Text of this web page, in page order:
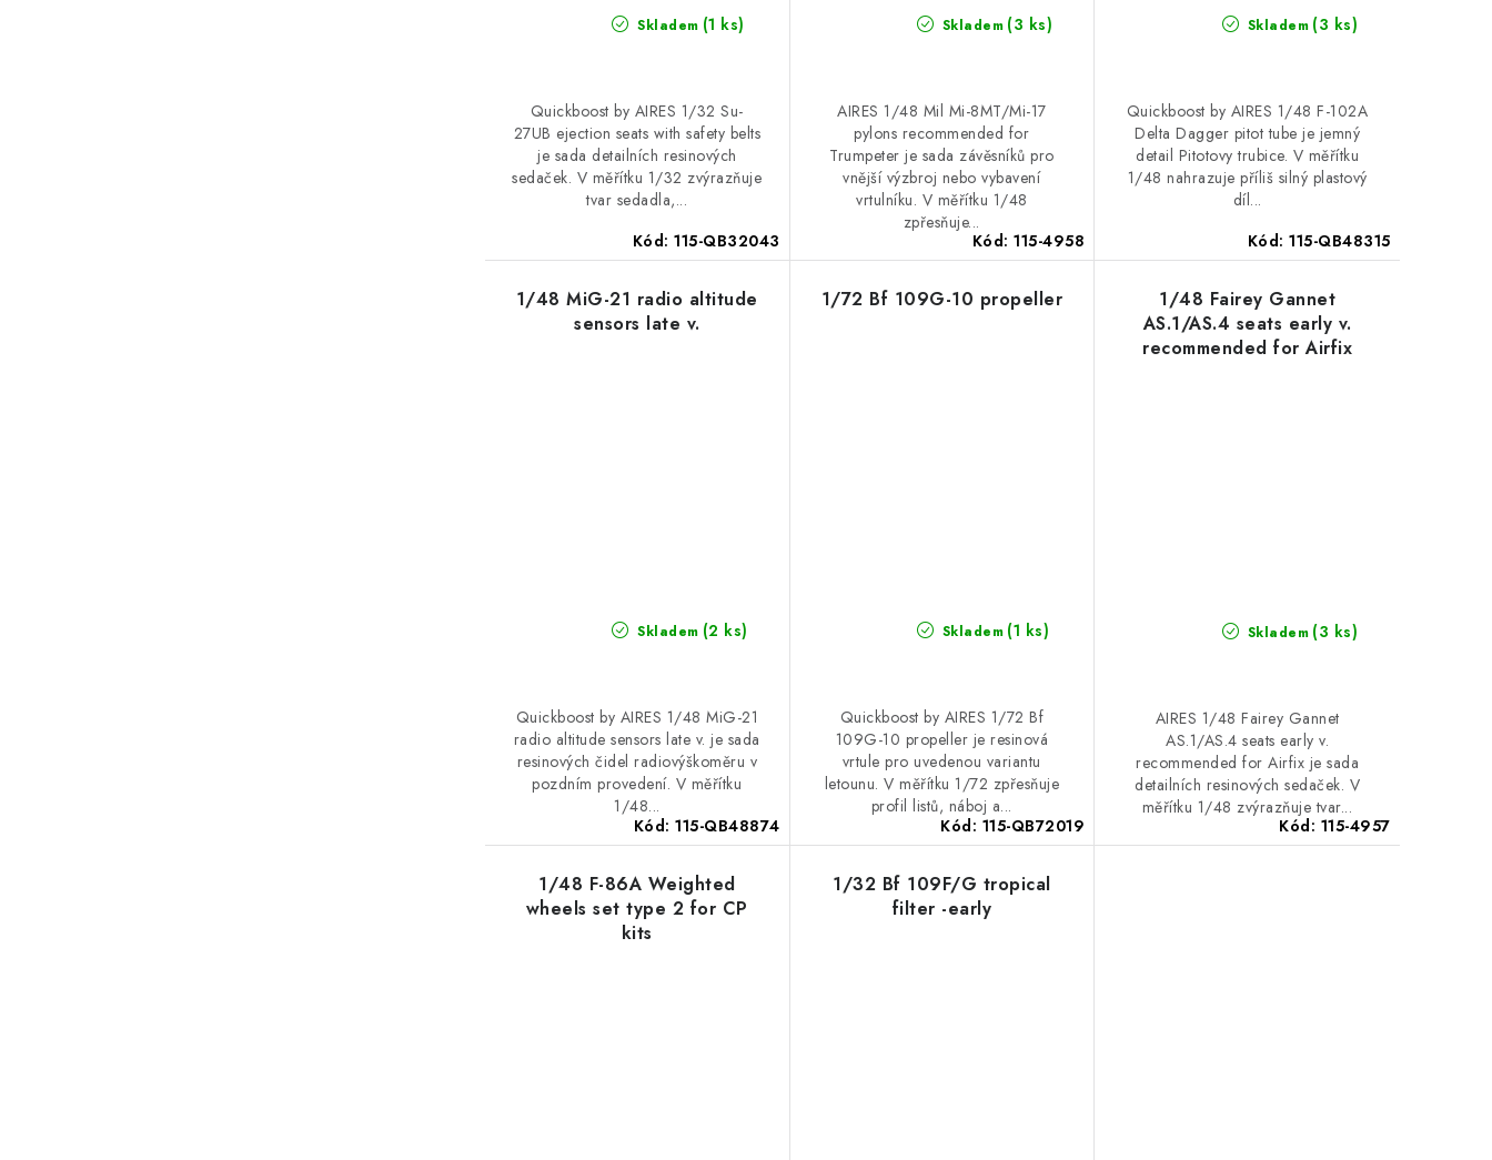
Skladem (1 ks)
Quickboost by AIRES 1/32 Su-
27UB ejection seats with safety belts
je sada detailních resinových
sedaček. V měřítku 1/32 zvýrazňuje
tvar sedadla,...
Kód:115-QB32043
Skladem (3 ks)
AIRES 1/48 Mil Mi-8MT/Mi-17
pylons recommended for
Trumpeter je sada závěsníků pro
vnější výzbroj nebo vybavení
vrtulníku. V měřítku 1/48
zpřesňuje...
Kód:115-4958
Skladem (3 ks)
Quickboost by AIRES 1/48 F-102A
Delta Dagger pitot tube je jemný
detail Pitotovy trubice. V měřítku
1/48 nahrazuje příliš silný plastový
díl...
Kód:115-QB48315
1/48 MiG-21 radio altitude
sensors late v.
Skladem (2 ks)
Quickboost by AIRES 1/48 MiG-21
radio altitude sensors late v. je sada
resinových čidel radiovýškoměru v
pozdním provedení. V měřítku
1/48...
Kód:115-QB48874
1/72 Bf 109G-10 propeller
Skladem (1 ks)
Quickboost by AIRES 1/72 Bf
109G-10 propeller je resinová
vrtule pro uvedenou variantu
letounu. V měřítku 1/72 zpřesňuje
profil listů, náboj a...
Kód: 115-QB72019
1/48 Fairey Gannet
AS.1/AS.4 seats early v.
recommended for Airfix
Skladem (3 ks)
AIRES 1/48 Fairey Gannet
AS.1/AS.4 seats early v.
recommended for Airfix je sada
detailních resinových sedaček. V
měřítku 1/48 zvýrazňuje tvar...
Kód: 115-4957
1/48 F-86A Weighted
wheels set type 2 for CP
kits
1/32 Bf 109F/G tropical
filter -early